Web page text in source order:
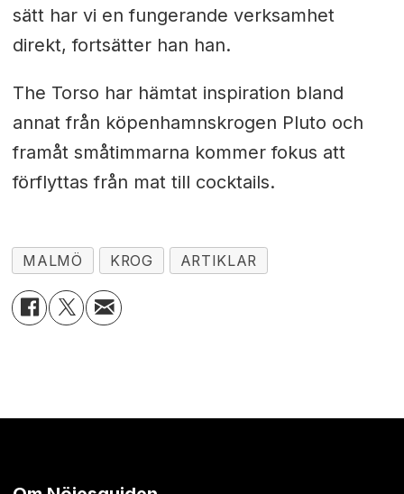
sätt har vi en fungerande verksamhet
direkt, fortsätter han han.
The Torso har hämtat inspiration bland
annat från köpenhamnskrogen Pluto och
framåt småtimmarna kommer fokus att
förflyttas från mat till cocktails.
MALMÖ KROG ARTIKLAR